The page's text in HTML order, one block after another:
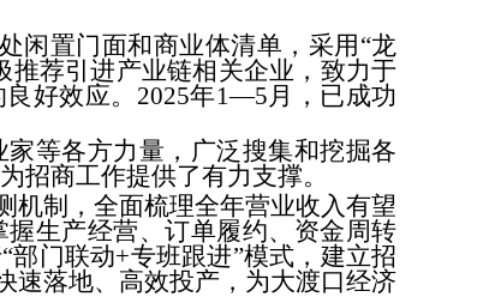
闲置门面和商业体清单，采用“龙
推荐引进产业链相关企业，致力于
好效应。2025年1—5月，已成功
等各方力量，广泛搜集和挖掘各
招商工作提供了有力支撑。
机制，全面梳理全年营业收入有望
生产经营、订单履约、资金周转
门联动+专班跟进”模式，建立招
落地、高效投产，为大渡口经济